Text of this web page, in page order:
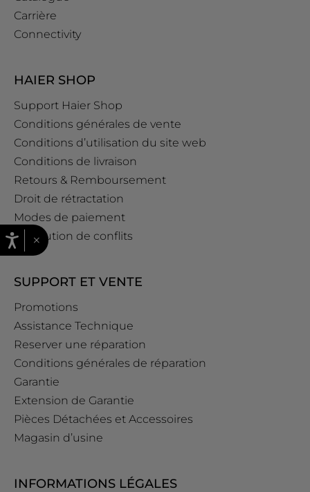
Carrière
Connectivity
HAIER SHOP
Support Haier Shop
Conditions générales de vente
Conditions d’utilisation du site web
Conditions de livraison
Retours & Remboursement
Droit de rétractation
Modes de paiement
Résolution de conflits
SUPPORT ET VENTE
Promotions
Assistance Technique
Reserver une réparation
Conditions générales de réparation
Garantie
Extension de Garantie
Pièces Détachées et Accessoires
Magasin d’usine
INFORMATIONS LÉGALES
×